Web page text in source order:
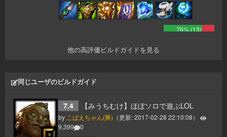
76% (13)
他の高評価ビルドガイドを見る
同じユーザのビルドガイド
7.4 【みうちむけ】ほぼソロで遊ぶLOL
by こばえちゃん(豚) （更新:2017-02-28 22:10:08）
9,399
0